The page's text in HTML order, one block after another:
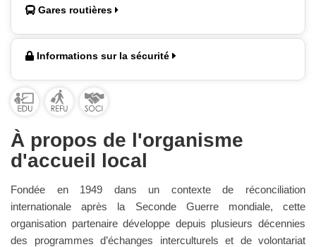
Gares routières
Informations sur la sécurité
À propos de l'organisme
d'accueil local
Fondée en 1949 dans un contexte de réconciliation
internationale après la Seconde Guerre mondiale, cette
organisation partenaire développe depuis plusieurs décennies
des programmes d’échanges interculturels et de volontariat